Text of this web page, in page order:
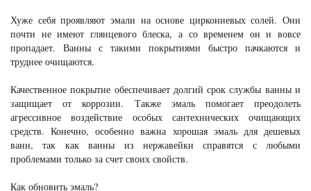
Хуже себя проявляют эмали на основе циркониевых солей. Они
почти не имеют глянцевого блеска, а со временем он и вовсе
пропадает. Ванны с такими покрытиями быстро пачкаются и
труднее очищаются.
Качественное покрытие обеспечивает долгий срок службы ванны и
защищает от коррозии. Также эмаль помогает преодолеть
агрессивное воздействие особых сантехнических очищающих
средств. Конечно, особенно важна хорошая эмаль для дешевых
ванн, так как ванны из нержавейки справятся с любыми
проблемами только за счет своих свойств.
Как обновить эмаль?